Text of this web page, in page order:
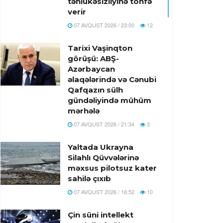
verir
07 AVQUST 2026 / 23:00 12
Tarixi Vaşinqton
görüşü: ABŞ-
Azərbaycan
əlaqələrində və Cənubi
Qafqazın sülh
gündəliyində mühüm
mərhələ
07 AVQUST 2026 / 21:34 3
Yaltada Ukrayna
Silahlı Qüvvələrinə
məxsus pilotsuz kater
sahilə çıxıb
07 AVQUST 2026 / 16:52 10
Çin süni intellekt